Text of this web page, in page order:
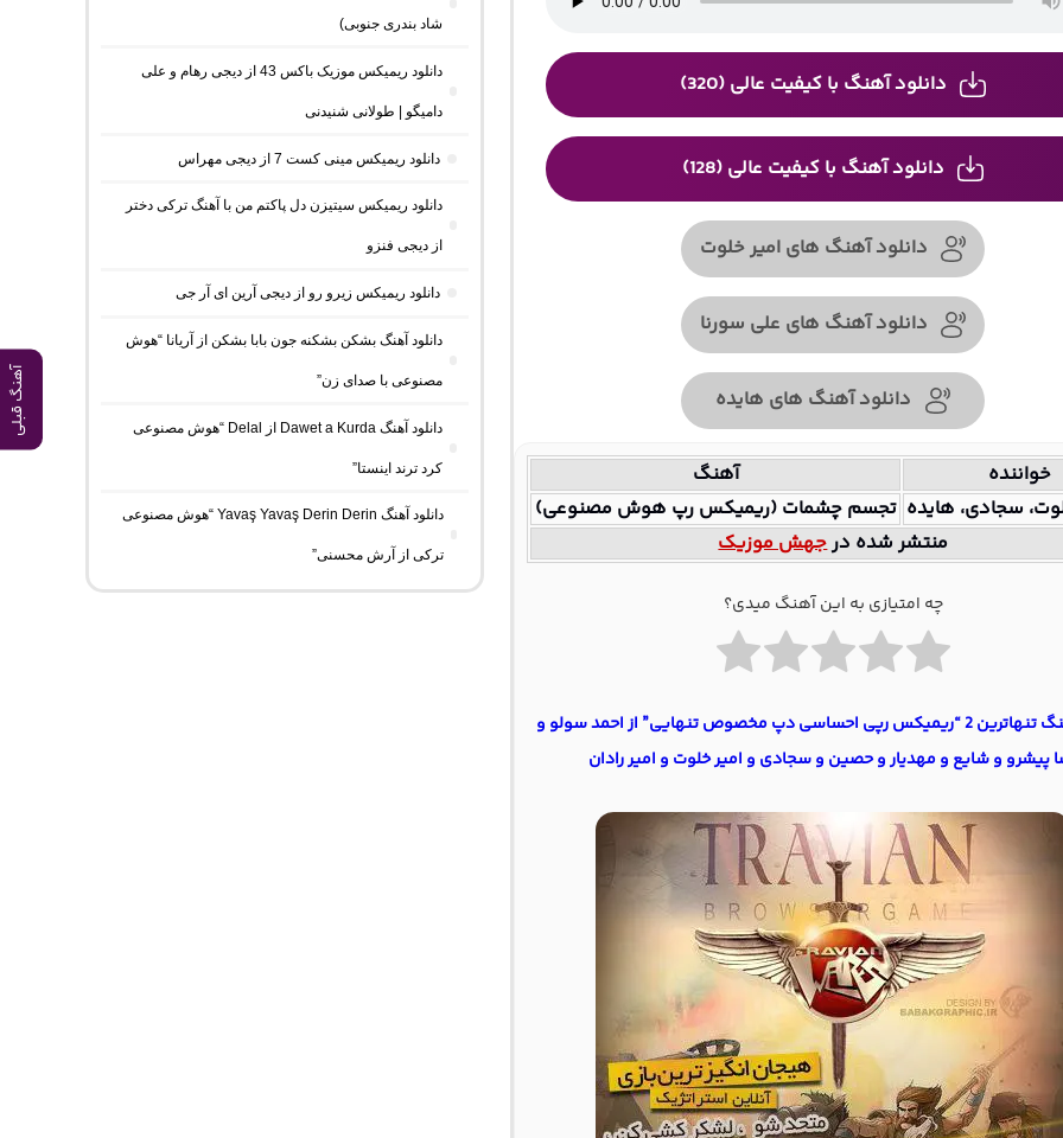
آهنگ قبلی
دانلود آهنگ با کیفیت عالی (320)
دانلود آهنگ با کیفیت عالی (128)
دانلود آهنگ های امیر خلوت
دانلود آهنگ های علی سورنا
دانلود آهنگ های هایده
خواننده
آهنگ
سجادی، هایده تجسم چشمات (ریمیکس رپ هوش مصنوعی)
منتشر شده درجهش موزیک
چه امتیازی به این آهنگ میدی؟
دانلود آهنگ تنهاترین 2 “ریمیکس رپی احساسی دپ مخصوص تنهایی” از احمد سولو و
پیشرو و شایع و مهدیار و حصین و سجادی و امیر خلوت و امیر رادان
شاد بندری جنوبی)
دانلود ریمیکس موزیک باکس 43 از دیجی رهام و علی
دامیگو | طولانی شنیدنی
دانلود ریمیکس مینی کست 7 از دیجی مهراس
دانلود ریمیکس سیتیزن دل پاکتم من با آهنگ ترکی دختر
از دیجی فنزو
دانلود ریمیکس زیرو رو از دیجی آرین ای آر جی
دانلود آهنگ بشکن بشکنه جون بابا بشکن از آریانا “هوش
مصنوعی با صدای زن”
دانلود آهنگ Dawet a Kurda از Delal “هوش مصنوعی
کرد ترند اینستا”
دانلود آهنگ Yavaş Yavaş Derin Derin “هوش مصنوعی
ترکی از آرش محسنی”